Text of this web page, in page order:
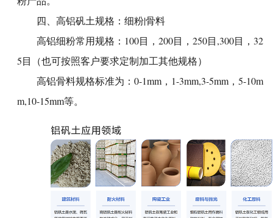
四、高铝矾土规格 ：细粉|骨料
高铝细粉常用规格：100目，200目，250目,300目，32
5目（也可按照客户要求定制加工其他规格）
高铝骨料规格标准为：0-1mm，1-3mm,3-5mm，5-10m
m,10-15mm等。